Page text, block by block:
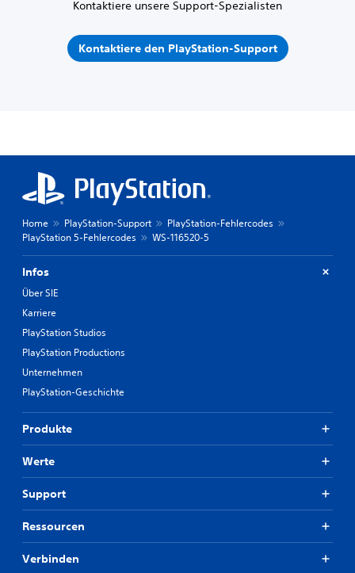
Kontaktiere unsere Support-Spezialisten
Kontaktiere den PlayStation-Support
Home PlayStation-Support
PlayStation-Fehlercodes
PlayStation 5-Fehlercodes
WS-116520-5
Infos
Über SIE
Karriere
PlayStation Studios
PlayStation Productions
Unternehmen
PlayStation-Geschichte
Produkte
Werte
Support
Ressourcen
Verbinden